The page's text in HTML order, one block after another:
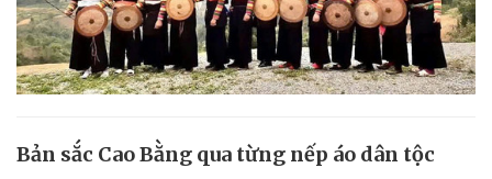
Bản sắc Cao Bằng qua từng nếp áo dân tộc